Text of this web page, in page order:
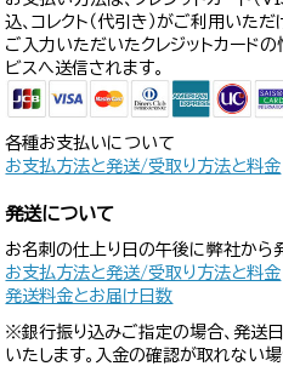
込、コレクト（代引き）がご利用いただ
ご入力いただいたクレジットカード
ビスへ送信されます。
各種お支払いについて
お支払方法と発送/受取り方法と料金
発送について
お名刺の仕上り日の午後に弊社から
お支払方法と発送/受取り方法と料金
発送料金とお届け日数
※銀行振り込みご指定の場合、発送
いたします。入金の確認が取れない